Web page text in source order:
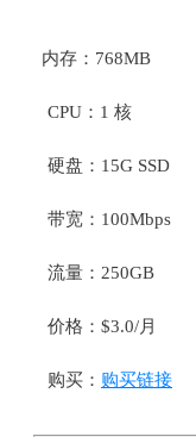
内存：768MB
CPU：1 核
硬盘：15G SSD
带宽：100Mbps
流量：250GB
价格：$3.0/月
购买： 购买链接